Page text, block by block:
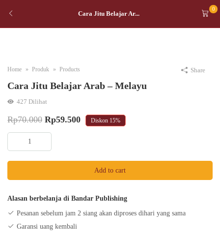
Cara Jitu Belajar Ar...
0
Home Produk Products
Cara Jitu Belajar Arab – Melayu
427 Dilihat
Rp70.000 Original
price
was:
Rp59.500Current
Diskon 15%
Jitu
Belajar
Melayu
Add to cart
Alasan berbelanja di Bandar Publishing
Pesanan sebelum jam 2 siang akan diproses dihari yang sama
Garansi uang kembali
Share